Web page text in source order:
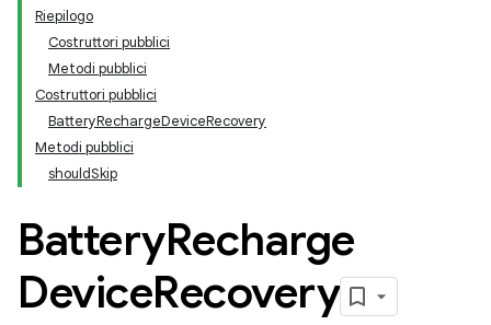
Riepilogo
Costruttori pubblici
Metodi pubblici
Costruttori pubblici
BatteryRechargeDeviceRecovery
Metodi pubblici
shouldSkip
BatteryRecharge
DeviceRecovery